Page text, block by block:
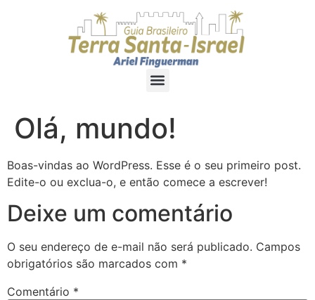
Olá, mundo!
Boas-vindas ao WordPress. Esse é o seu primeiro post.
Edite-o ou exclua-o, e então comece a escrever!
Deixe um comentário
O seu endereço de e-mail não será publicado. Campos
obrigatórios são marcados com *
Comentário *